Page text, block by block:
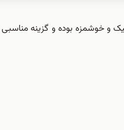
شیک و خوشمزه بوده و گزینه